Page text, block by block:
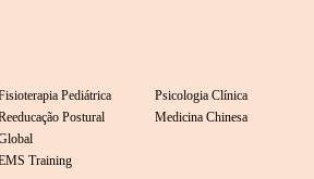
Pediátrica
Postural
Training
Psicologia Clínica
Medicina Chinesa